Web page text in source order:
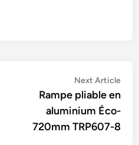
Next Article
Rampe pliable en
aluminium Éco-
720mm TRP607-8